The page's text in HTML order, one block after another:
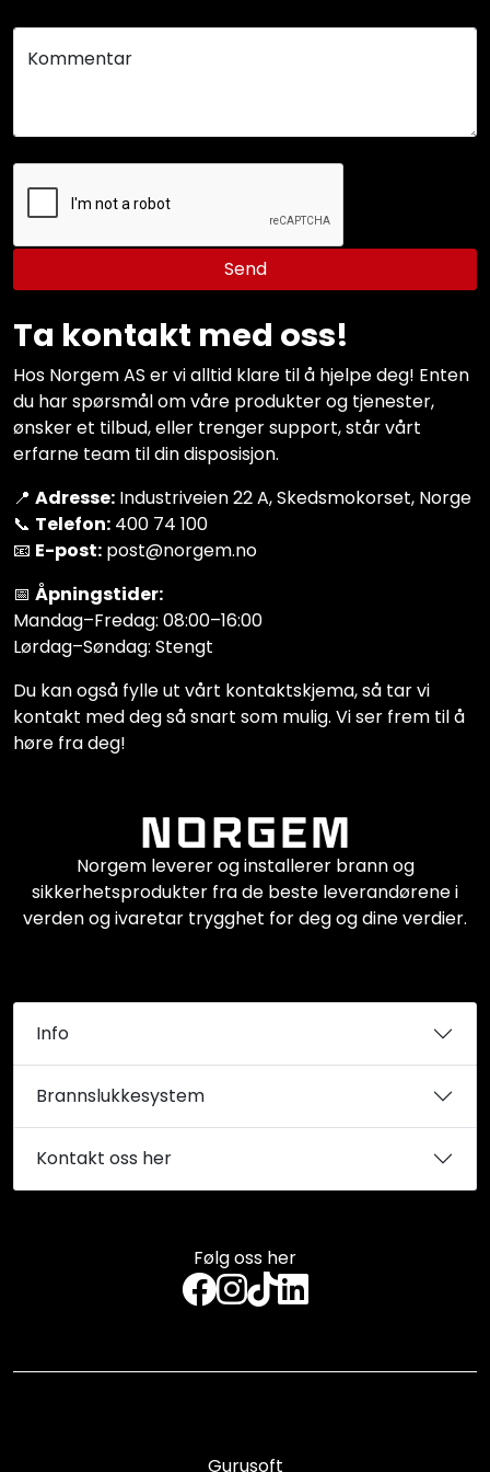
Kommentar
Send
Ta kontakt med oss!
Hos Norgem AS er vi alltid klare til å hjelpe deg! Enten
du har spørsmål om våre produkter og tjenester,
ønsker et tilbud, eller trenger support, står vårt
erfarne team til din disposisjon.
📍 Adresse: Industriveien 22 A, Skedsmokorset, Norge
📞 Telefon: 400 74 100
📧 E-post: post@norgem.no
📅 Åpningstider:
Mandag–Fredag: 08:00–16:00
Lørdag–Søndag: Stengt
Du kan også fylle ut vårt kontaktskjema, så tar vi
kontakt med deg så snart som mulig. Vi ser frem til å
høre fra deg!
Følg oss her
Norgem leverer og installerer brann og
sikkerhetsprodukter fra de beste leverandørene i
verden og ivaretar trygghet for deg og dine verdier.
Info
Brannslukkesystem
Kontakt oss her
Gurusoft
Service og support